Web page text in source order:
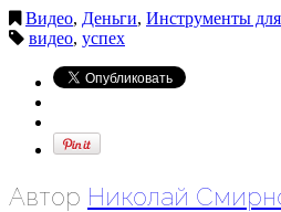
Видео, Деньги, Инструменты для
видео, успех
Автор Николай